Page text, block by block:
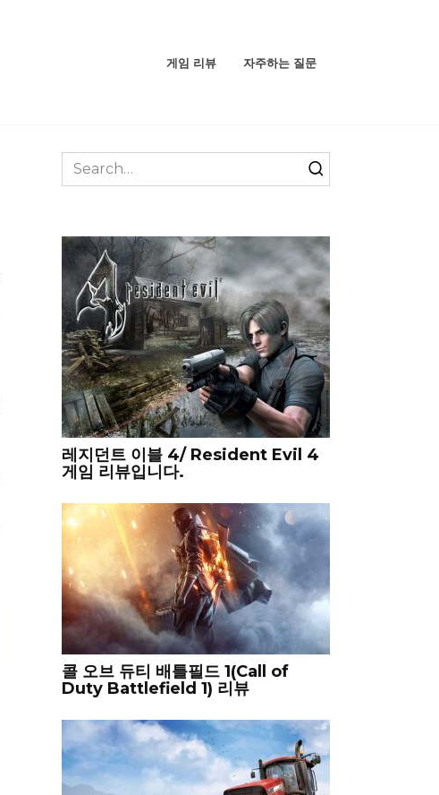
게임 리뷰 자주하는 질문
Search
for:
레지던트 이블 4/ Resident Evil 4
게임 리뷰입니다.
콜 오브 듀티 배틀필드 1(Call of
Duty Battlefield 1) 리뷰